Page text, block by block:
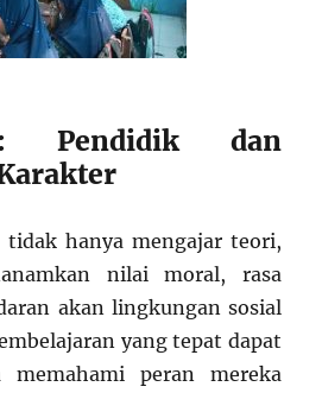
Pendidik dan
tidak hanya mengajar teori,
nilai moral, rasa
akan lingkungan sosial
yang tepat dapat
memahami peran mereka